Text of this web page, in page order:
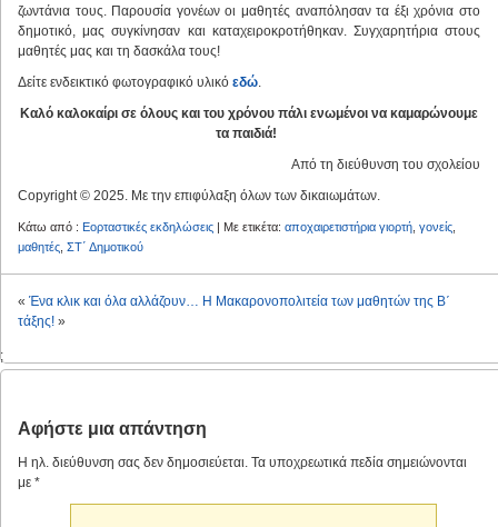
ζωντάνια τους. Παρουσία γονέων οι μαθητές αναπόλησαν τα έξι χρόνια στο
δημοτικό, μας συγκίνησαν και καταχειροκροτήθηκαν. Συγχαρητήρια στους
μαθητές μας και τη δασκάλα τους!
Δείτε ενδεικτικό φωτογραφικό υλικό εδώ.
Καλό καλοκαίρι σε όλους και του χρόνου πάλι ενωμένοι να καμαρώνουμε
τα παιδιά!
Από τη διεύθυνση του σχολείου
Copyright © 2025. Με την επιφύλαξη όλων των δικαιωμάτων.
Κάτω από : Εορταστικές εκδηλώσεις | Με ετικέτα: αποχαιρετιστήρια γιορτή γονείς
μαθητές ΣΤ΄ Δημοτικού
« Ένα κλικ και όλα αλλάζουν… Η Μακαρονοπολιτεία των μαθητών της Β΄
τάξης! »
;
Αφήστε μια απάντηση
Η ηλ. διεύθυνση σας δεν δημοσιεύεται. Τα υποχρεωτικά πεδία σημειώνονται
με *